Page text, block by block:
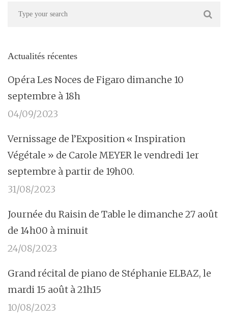
Actualités récentes
Opéra Les Noces de Figaro dimanche 10
septembre à 18h
04/09/2023
Vernissage de l’Exposition « Inspiration
Végétale » de Carole MEYER le vendredi 1er
septembre à partir de 19h00.
31/08/2023
Journée du Raisin de Table le dimanche 27 août
de 14h00 à minuit
24/08/2023
Grand récital de piano de Stéphanie ELBAZ, le
mardi 15 août à 21h15
10/08/2023